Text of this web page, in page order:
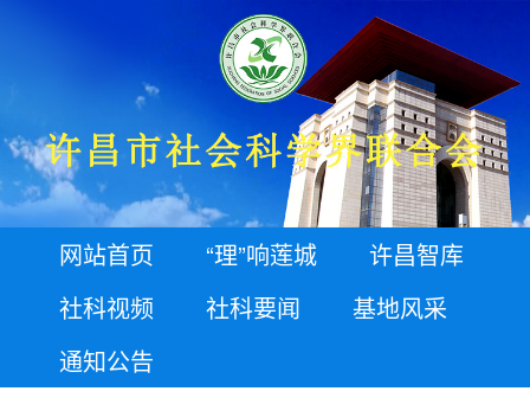
网站首页 “理”响莲城
许昌智库
社科视频
社科要闻
基地风采
通知公告